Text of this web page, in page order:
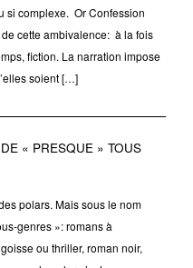
si complexe. Or Confession
cette ambivalence: à la fois
fiction. La narration impose
soient […]
« PRESQUE » TOUS
polars. Mais sous le nom
genres »: romans à
ou thriller, roman noir,